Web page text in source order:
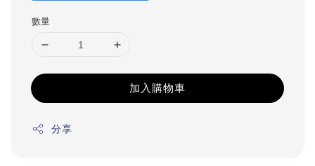
數量
加入購物車
分享